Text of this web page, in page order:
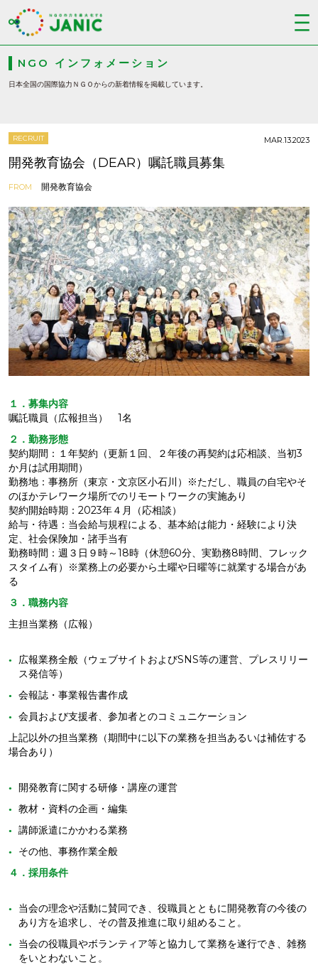
NGO インフォメーション
日本全国の国際協力ＮＧＯからの新着情報を掲載しています。
RECRUIT
開発教育協会（DEAR）嘱託職員募集
FROM 開発教育協会
MAR.13.2023
１．募集内容
嘱託職員（広報担当） 1名
２．勤務形態
契約期間：１年契約（更新１回、２年後の再契約は応相談、当初3
か月は試用期間）
勤務地：事務所（東京・文京区小石川）※ただし、職員の自宅やそ
のほかテレワーク場所でのリモートワークの実施あり
契約開始時期：2023年４月（応相談）
給与・待遇：当会給与規程による、基本給は能力・経験により決
定、社会保険加・諸手当有
勤務時間：週３日９時～18時（休憩60分、実勤務8時間、フレック
スタイム有）※業務上の必要から土曜や日曜等に就業する場合があ
る
３．職務内容
主担当業務（広報）
広報業務全般（ウェブサイトおよびSNS等の運営、プレスリリー
ス発信等）
会報誌・事業報告書作成
会員および支援者、参加者とのコミュニケーション
上記以外の担当業務（期間中に以下の業務を担当あるいは補佐する
場合あり）
開発教育に関する研修・講座の運営
教材・資料の企画・編集
講師派遣にかかわる業務
その他、事務作業全般
４．採用条件
当会の理念や活動に賛同でき、役職員とともに開発教育の今後の
あり方を追求し、その普及推進に取り組めること。
当会の役職員やボランティア等と協力して業務を遂行でき、雑務
をいとわないこと。